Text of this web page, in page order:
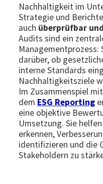
Nachhaltigkeit im
Strategie und
auch überprüfbar
Audits sind ein
Managementprozess:
darüber, ob
interne Standards
Nachhaltigkeitsziele
Im Zusammenspiel
dem ESG Reporting
eine objektive
Umsetzung. Sie
erkennen,
identifizieren und die
Stakeholdern zu